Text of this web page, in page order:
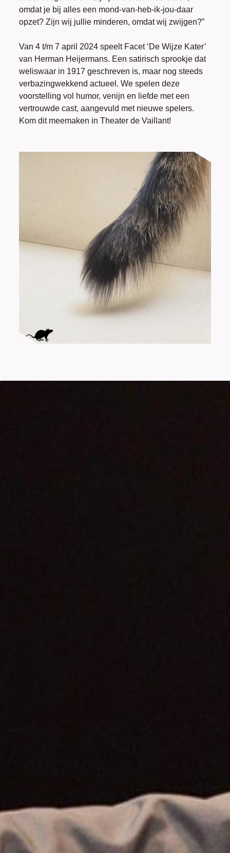
omdat je bij alles een mond-van-heb-ik-jou-daar
opzet? Zijn wij jullie minderen, omdat wij zwijgen?”
Van 4 t/m 7 april 2024 speelt Facet ‘De Wijze Kater’
van Herman Heijermans. Een satirisch sprookje dat
weliswaar in 1917 geschreven is, maar nog steeds
verbazingwekkend actueel. We spelen deze
voorstelling vol humor, venijn en liefde met een
vertrouwde cast, aangevuld met nieuwe spelers.
Kom dit meemaken in Theater de Vaillant!